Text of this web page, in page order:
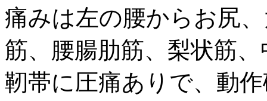
痛みは左の腰からお尻
筋、腰腸肋筋、梨状筋
靭帯に圧痛ありで、動